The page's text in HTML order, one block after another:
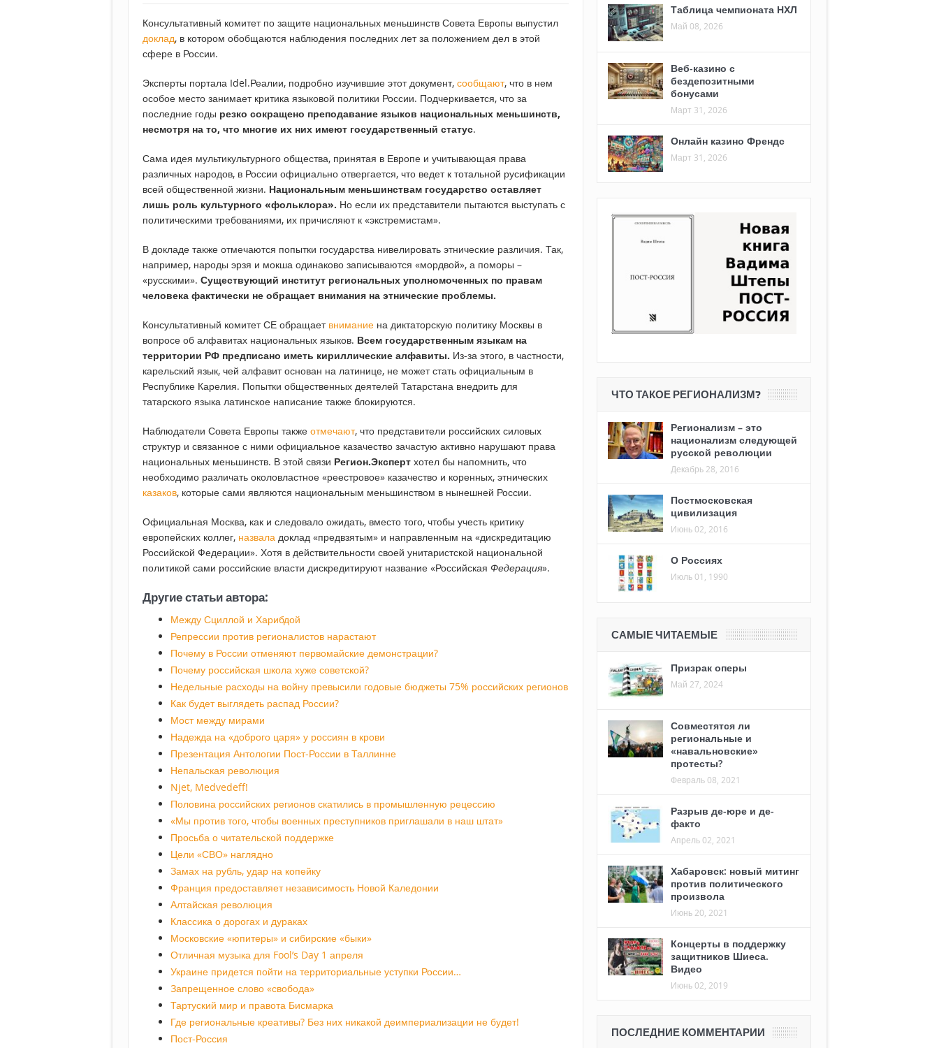
Консультативный комитет по защите национальных меньшинств Совета Европы выпустил
доклад, в котором обобщаются наблюдения последних лет за положением дел в этой
сфере в России.
Эксперты портала Idel.Реалии, подробно изучившие этот документ, сообщают, что в нем
особое место занимает критика языковой политики России. Подчеркивается, что за
последние годы резко сокращено преподавание языков национальных меньшинств,
несмотря на то, что многие их них имеют государственный статус.
Сама идея мультикультурного общества, принятая в Европе и учитывающая права
различных народов, в России официально отвергается, что ведет к тотальной русификации
всей общественной жизни. Национальным меньшинствам государство оставляет
лишь роль культурного «фольклора». Но если их представители пытаются выступать с
политическими требованиями, их причисляют к «экстремистам».
В докладе также отмечаются попытки государства нивелировать этнические различия. Так,
например, народы эрзя и мокша одинаково записываются «мордвой», а поморы –
«русскими». Существующий институт региональных уполномоченных по правам
человека фактически не обращает внимания на этнические проблемы.
Консультативный комитет СЕ обращает внимание на диктаторскую политику Москвы в
вопросе об алфавитах национальных языков. Всем государственным языкам на
территории РФ предписано иметь кириллические алфавиты. Из-за этого, в частности,
карельский язык, чей алфавит основан на латинице, не может стать официальным в
Республике Карелия. Попытки общественных деятелей Татарстана внедрить для
татарского языка латинское написание также блокируются.
Наблюдатели Совета Европы также отмечают, что представители российских силовых
структур и связанное с ними официальное казачество зачастую активно нарушают права
национальных меньшинств. В этой связи Регион.Эксперт хотел бы напомнить, что
необходимо различать околовластное «реестровое» казачество и коренных, этнических
казаков, которые сами являются национальным меньшинством в нынешней России.
Официальная Москва, как и следовало ожидать, вместо того, чтобы учесть критику
европейских коллег, назвала доклад «предвзятым» и направленным на «дискредитацию
Российской Федерации». Хотя в действительности своей унитаристской национальной
политикой сами российские власти дискредитируют название «Российская Федерация».
Другие статьи автора:
Между Сциллой и Харибдой
Репрессии против регионалистов нарастают
Почему в России отменяют первомайские демонстрации?
Почему российская школа хуже советской?
Недельные расходы на войну превысили годовые бюджеты 75% российских регионов
Как будет выглядеть распад России?
Мост между мирами
Надежда на «доброго царя» у россиян в крови
Презентация Антологии Пост-России в Таллинне
Непальская революция
Njet, Medvedeff!
Половина российских регионов скатились в промышленную рецессию
«Мы против того, чтобы военных преступников приглашали в наш штат»
Просьба о читательской поддержке
Цели «СВО» наглядно
Замах на рубль, удар на копейку
Франция предоставляет независимость Новой Каледонии
Алтайская революция
Классика о дорогах и дураках
Московские «юпитеры» и сибирские «быки»
Отличная музыка для Fool’s Day 1 апреля
Украине придется пойти на территориальные уступки России…
Запрещенное слово «свобода»
Тартуский мир и правота Бисмарка
Где региональные креативы? Без них никакой деимпериализации не будет!
Пост-Россия
Таблица чемпионата НХЛ
Май 08, 2026
Веб-казино с
бездепозитными
бонусами
Март 31, 2026
Онлайн казино Френдс
Март 31, 2026
ЧТО ТАКОЕ РЕГИОНАЛИЗМ?
Регионализм – это
национализм следующей
русской революции
Декабрь 28, 2016
Постмосковская
цивилизация
Июнь 02, 2016
О Россиях
Июль 01, 1990
САМЫЕ ЧИТАЕМЫЕ
Призрак оперы
Май 27, 2024
Совместятся ли
региональные и
«навальновские»
протесты?
Февраль 08, 2021
Разрыв де-юре и де-
факто
Апрель 02, 2021
Хабаровск: новый митинг
против политического
произвола
Июнь 20, 2021
Концерты в поддержку
защитников Шиеса.
Видео
Июнь 02, 2019
ПОСЛЕДНИЕ КОММЕНТАРИИ